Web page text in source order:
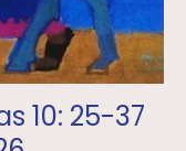
10: 25-37